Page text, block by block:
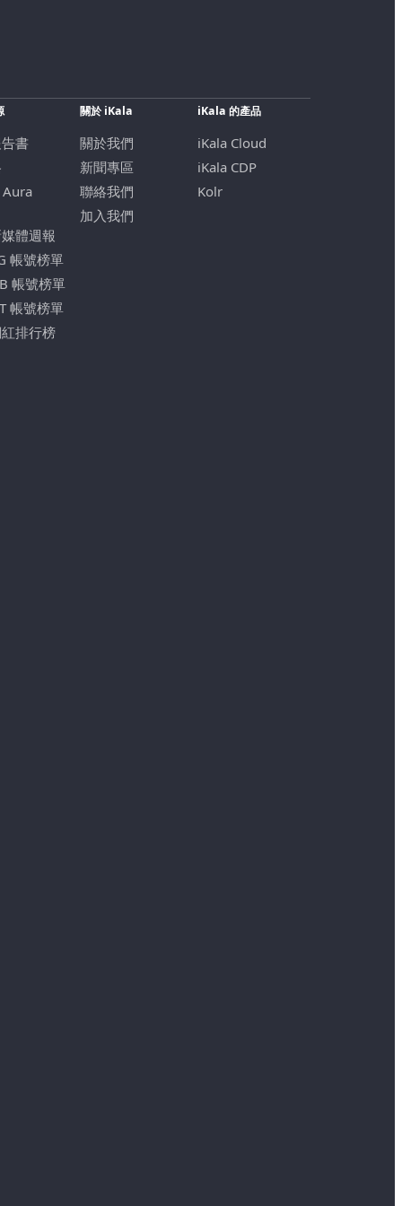
書
體週報
帳號榜單
帳號榜單
帳號榜單
排行榜
關於 iKala
關於我們
新聞專區
聯絡我們
加入我們
iKala 的產品
iKala Cloud
iKala CDP
Kolr